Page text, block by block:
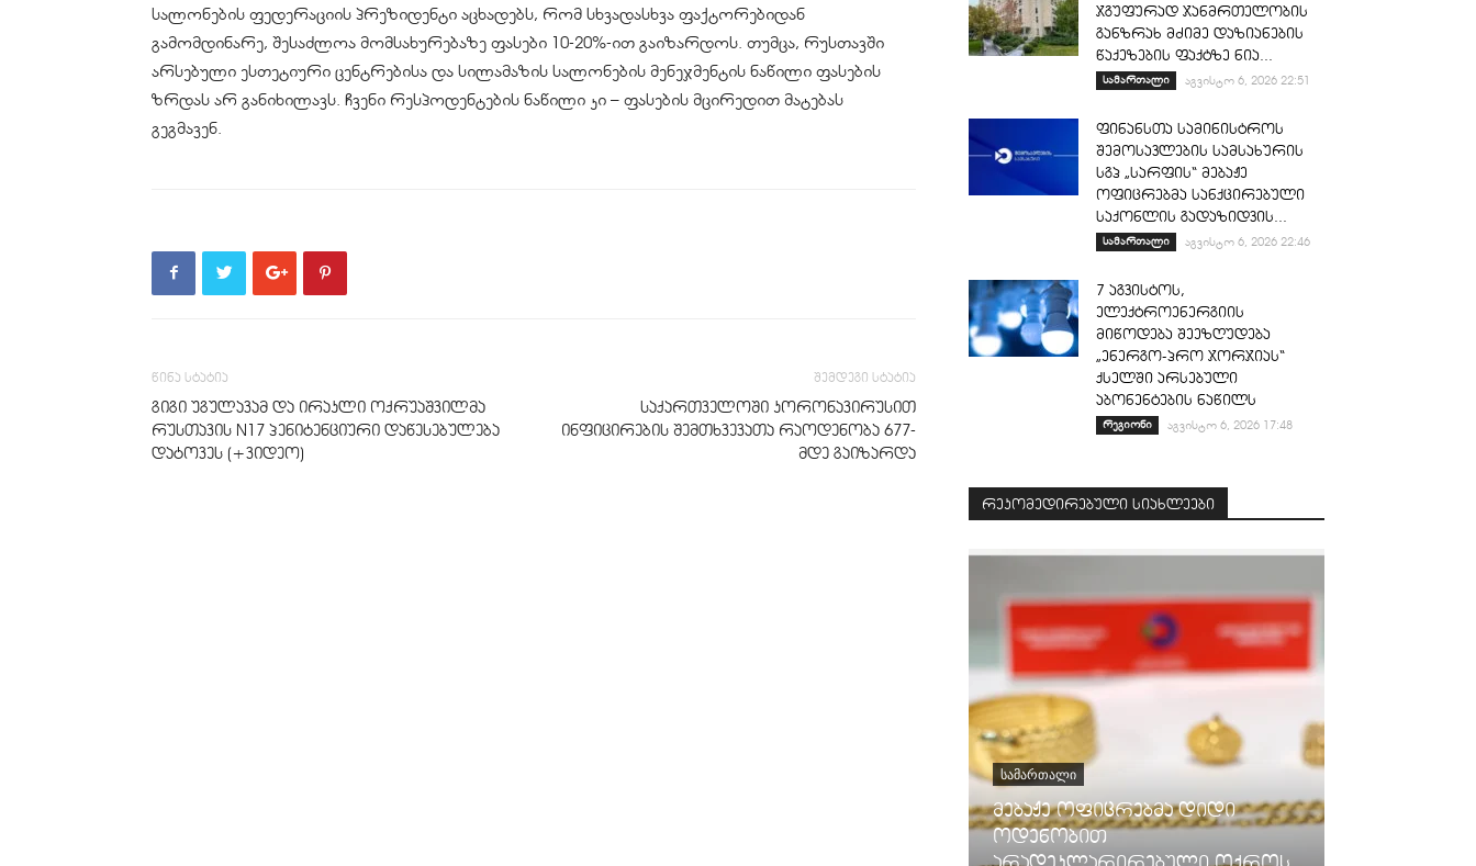
სალონების ფედერაციის პრეზიდენტი აცხადებს, რომ სხვადასხვა ფაქტორებიდან
გამომდინარე, შესაძლოა მომსახურებაზე ფასები 10-20%-ით გაიზარდოს. თუმცა, რუსთავში
არსებული ესთეტიური ცენტრებისა და სილამაზის სალონების მენეჯმენტის ნაწილი ფასების
ზრდას არ განიხილავს. ჩვენი რესპოდენტების ნაწილი კი – ფასების მცირედით მატებას
გეგმავენ.
წინა სტატია
გიგი უგულავამ და ირაკლი ოქრუაშვილმა
რუსთავის N17 პენიტენციური დაწესებულება
დატოვეს (+ვიდეო)
შემდეგი სტატია
საქართველოში კორონავირუსით
ინფიცირების შემთხვევათა რაოდენობა 677-
მდე გაიზარდა
ჯგუფურად ჯანმრთელობის
განზრახ მძიმე დაზიანების
წაქეზების ფაქტზე ნია...
სამართალი აგვისტო 6, 2026 22:51
ფინანსთა სამინისტროს
შემოსავლების სამსახურის
სგპ „სარფის“ მებაჟე
ოფიცრებმა სანქცირებული
საქონლის გადაზიდვის...
სამართალი აგვისტო 6, 2026 22:46
7 აგვისტოს,
ელექტროენერგიის
მიწოდება შეეზღუდება
„ენერგო-პრო ჯორჯიას“
ქსელში არსებული
აბონენტების ნაწილს
რეგიონი აგვისტო 6, 2026 17:48
რეკომედირებული სიახლეები
ᲡᲐᲛᲐᲠᲗᲐᲚᲘ
მებაჟე ოფიცრებმა დიდი
ოდენობით